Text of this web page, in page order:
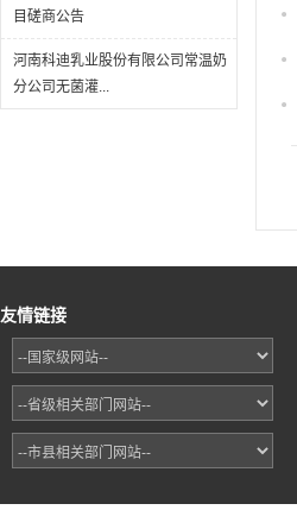
目磋商公告
河南科迪乳业股份有限公司常温奶
分公司无菌灌...
友情链接